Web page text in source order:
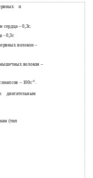
и
сердца – 0,3с.
- 0,3с
волокон –
волокон –
– 100с-1
двигательным
(тип